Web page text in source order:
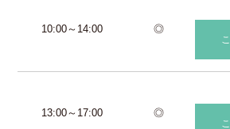
10:00～14:00 ◎
13:00～17:00 ◎